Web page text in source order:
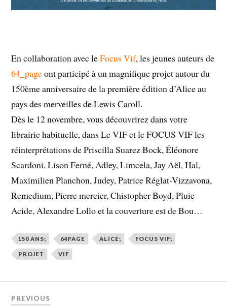
En collaboration avec leFocus Vif, les jeunes auteurs de
64_pageont participé à un magnifique projet autour du
150ème anniversaire de la première édition d’Alice au
pays des merveilles de Lewis Caroll.
Dès le 12 novembre, vous découvrirez dans votre
librairie habituelle, dans Le VIF et le FOCUS VIF les
réinterprétations de Priscilla Suarez Bock, Éléonore
Scardoni, Lison Ferné, Adley, Limcela, Jay Aël, Hal,
Maximilien Planchon, Judey, Patrice Réglat-Vizzavona,
Remedium, Pierre mercier, Chistopher Boyd, Pluie
Acide, Alexandre Lollo et la couverture est de Bou…
150 ANS; 64PAGE ALICE; FOCUS VIF;
PROJET VIF
PREVIOUS